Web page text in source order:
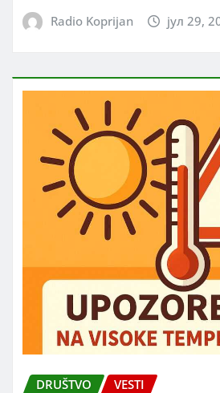
Radio Koprijan јул 29,
DRUŠTVO VESTI